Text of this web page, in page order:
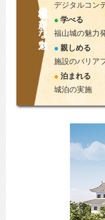
福山城の新たな魅力
デジタルコン
学べる
福山城の魅力
親しめる
施設のバリア
泊まれる
城泊の実施